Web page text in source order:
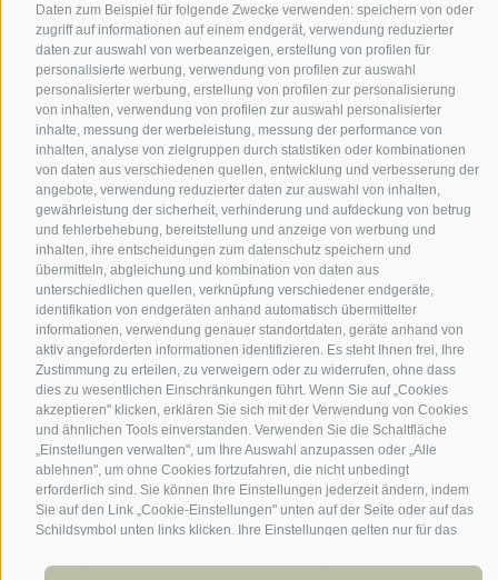
Daten zum Beispiel für folgende Zwecke verwenden: speichern von oder
zugriff auf informationen auf einem endgerät, verwendung reduzierter
daten zur auswahl von werbeanzeigen, erstellung von profilen für
personalisierte werbung, verwendung von profilen zur auswahl
personalisierter werbung, erstellung von profilen zur personalisierung
von inhalten, verwendung von profilen zur auswahl personalisierter
inhalte, messung der werbeleistung, messung der performance von
inhalten, analyse von zielgruppen durch statistiken oder kombinationen
von daten aus verschiedenen quellen, entwicklung und verbesserung der
angebote, verwendung reduzierter daten zur auswahl von inhalten,
gewährleistung der sicherheit, verhinderung und aufdeckung von betrug
und fehlerbehebung, bereitstellung und anzeige von werbung und
inhalten, ihre entscheidungen zum datenschutz speichern und
übermitteln, abgleichung und kombination von daten aus
unterschiedlichen quellen, verknüpfung verschiedener endgeräte,
identifikation von endgeräten anhand automatisch übermittelter
informationen, verwendung genauer standortdaten, geräte anhand von
aktiv angeforderten informationen identifizieren. Es steht Ihnen frei, Ihre
Zustimmung zu erteilen, zu verweigern oder zu widerrufen, ohne dass
dies zu wesentlichen Einschränkungen führt. Wenn Sie auf „Cookies
akzeptieren" klicken, erklären Sie sich mit der Verwendung von Cookies
und ähnlichen Tools einverstanden. Verwenden Sie die Schaltfläche
„Einstellungen verwalten", um Ihre Auswahl anzupassen oder „Alle
ablehnen", um ohne Cookies fortzufahren, die nicht unbedingt
erforderlich sind. Sie können Ihre Einstellungen jederzeit ändern, indem
Sie auf den Link „Cookie-Einstellungen" unten auf der Seite oder auf das
Schildsymbol unten links klicken. Ihre Einstellungen gelten nur für das
T+39 0474 916 153
WhatsApp+39 347 165 8501
info@piccolohoteltempele.com
Piccolohotel Tempele
St. Korbinianstraße 4
39038 Innichen
Hochpustertal
Nützliche Links
Wichtige Infos
Einkaufskorb
Foto & Webcam
Cookie Präferenzen